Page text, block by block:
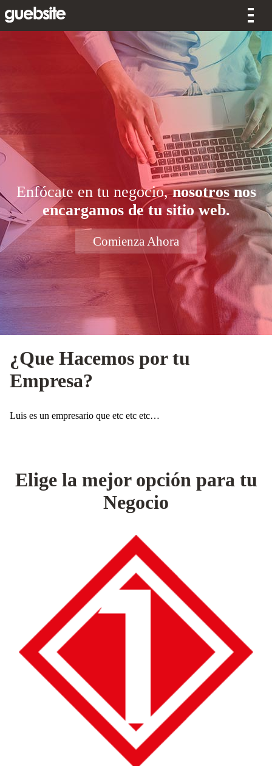
Enfócate en tu negocio,nosotros nos
encargamos de tu sitio web.
Comienza Ahora
¿Que Hacemos por tu
Empresa?
Luis es un empresario que etc etc etc…
Elige la mejor opción para tu
Negocio